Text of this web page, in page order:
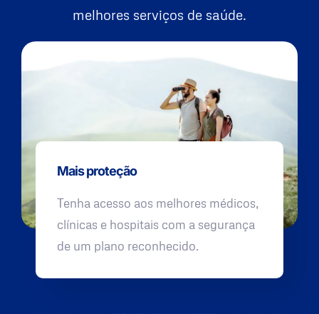
melhores serviços de saúde.
Mais proteção
Tenha acesso aos melhores médicos,
clínicas e hospitais com a segurança
de um plano reconhecido.